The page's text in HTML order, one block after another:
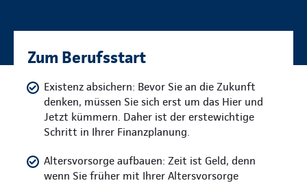
Zum Berufsstart
Existenz absichern: Bevor Sie an die Zukunft
denken, müssen Sie sich erst um das Hier und
Jetzt kümmern. Daher ist der erstewichtige
Schritt in Ihrer Finanzplanung.
Altersvorsorge aufbauen: Zeit ist Geld, denn
wenn Sie früher mit Ihrer Altersvorsorge